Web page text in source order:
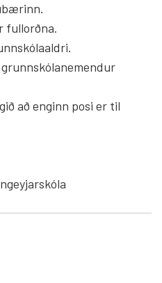
fullorðna.
að enginn posi er til